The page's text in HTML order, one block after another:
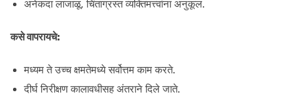
अनेकदा लाजाळू, चिंताग्रस्त व्यक्तिमत्त्वांना अनुकूल.
कसे वापरायचे:
मध्यम ते उच्च क्षमतेमध्ये सर्वोत्तम काम करते.
दीर्घ निरीक्षण कालावधीसह अंतराने दिले जाते.